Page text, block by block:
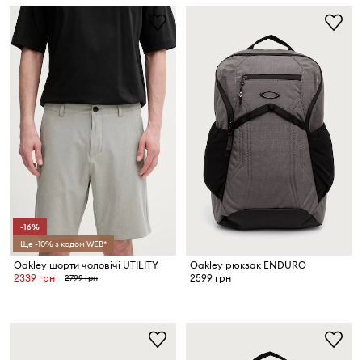
-16%
Ще -10% з кодом WEB*
Oakley шорти чоловічі UTILITY
2339 грн
2799 грн
Oakley рюкзак ENDURO
2599 грн